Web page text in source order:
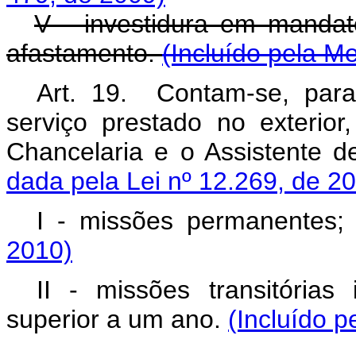
V - investidura em
afastamento.(Incluído pela
Art. 19. Contam-se,
serviço prestado no
Chancelaria e o Assistente
dada pela Lei nº 12.269, de
I - missões
2010)
II - missões transitórias
superior a um ano. (Incluído